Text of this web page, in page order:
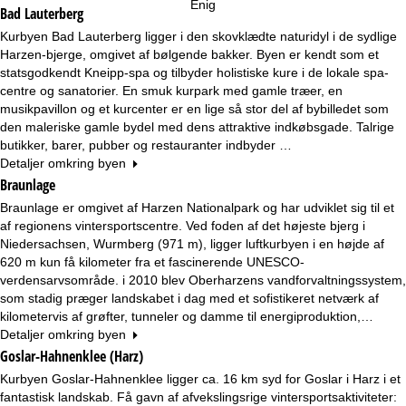
Enig
Bad Lauterberg
Kurbyen Bad Lauterberg ligger i den skovklædte naturidyl i de sydlige
Harzen-bjerge, omgivet af bølgende bakker. Byen er kendt som et
statsgodkendt Kneipp-spa og tilbyder holistiske kure i de lokale spa-
centre og sanatorier. En smuk kurpark med gamle træer, en
musikpavillon og et kurcenter er en lige så stor del af bybilledet som
den maleriske gamle bydel med dens attraktive indkøbsgade. Talrige
butikker, barer, pubber og restauranter indbyder …
Detaljer omkring byen
Braunlage
Braunlage er omgivet af Harzen Nationalpark og har udviklet sig til et
af regionens vintersportscentre. Ved foden af det højeste bjerg i
Niedersachsen, Wurmberg (971 m), ligger luftkurbyen i en højde af
620 m kun få kilometer fra et fascinerende UNESCO-
verdensarvsområde. i 2010 blev Oberharzens vandforvaltningssystem,
som stadig præger landskabet i dag med et sofistikeret netværk af
kilometervis af grøfter, tunneler og damme til energiproduktion,…
Detaljer omkring byen
Goslar-Hahnenklee (Harz)
Kurbyen Goslar-Hahnenklee ligger ca. 16 km syd for Goslar i Harz i et
fantastisk landskab. Få gavn af afvekslingsrige vintersportsaktiviteter: